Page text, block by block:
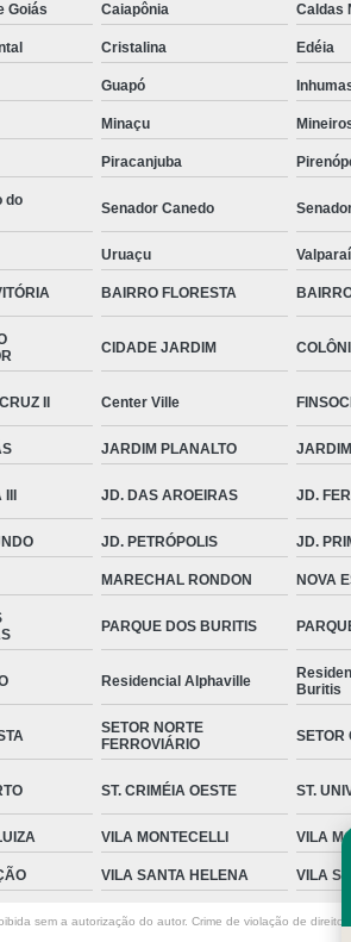
Goiás Caiapônia Caldas
Cristalina Edéia
Guapó
Minaçu
Piracanjuba
do
Senador Canedo
Uruaçu
BAIRRO FLORESTA
CIDADE JARDIM
II Center Ville
JARDIM PLANALTO
JD. DAS AROEIRAS JD.
JD. PETRÓPOLIS JD.
MARECHAL RONDON NOVA
PARQUE DOS BURITIS
Residencial Alphaville
Buritis
SETOR NORTE
FERROVIÁRIO
SETOR
ST. CRIMÉIA OESTE ST.
VILA MONTECELLI VILA
VILA SANTA HELENA VILA
sem a autorização do autor. Crime de violação de direito